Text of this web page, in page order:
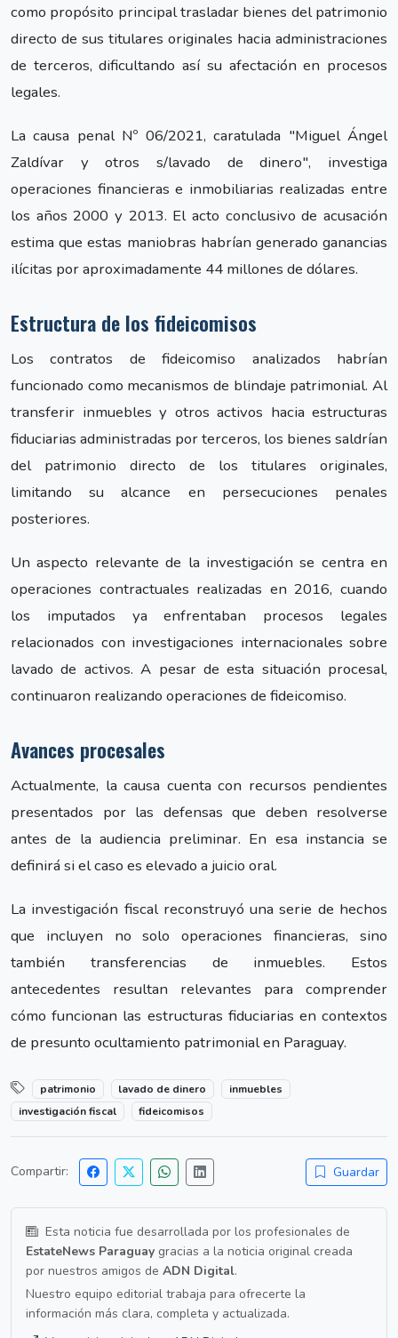
como propósito principal trasladar bienes del patrimonio
directo de sus titulares originales hacia administraciones
de terceros, dificultando así su afectación en procesos
legales.
La causa penal Nº 06/2021, caratulada "Miguel Ángel
Zaldívar y otros s/lavado de dinero", investiga
operaciones financieras e inmobiliarias realizadas entre
los años 2000 y 2013. El acto conclusivo de acusación
estima que estas maniobras habrían generado ganancias
ilícitas por aproximadamente 44 millones de dólares.
Estructura de los fideicomisos
Los contratos de fideicomiso analizados habrían
funcionado como mecanismos de blindaje patrimonial. Al
transferir inmuebles y otros activos hacia estructuras
fiduciarias administradas por terceros, los bienes saldrían
del patrimonio directo de los titulares originales,
limitando su alcance en persecuciones penales
posteriores.
Un aspecto relevante de la investigación se centra en
operaciones contractuales realizadas en 2016, cuando
los imputados ya enfrentaban procesos legales
relacionados con investigaciones internacionales sobre
lavado de activos. A pesar de esta situación procesal,
continuaron realizando operaciones de fideicomiso.
Avances procesales
Actualmente, la causa cuenta con recursos pendientes
presentados por las defensas que deben resolverse
antes de la audiencia preliminar. En esa instancia se
definirá si el caso es elevado a juicio oral.
La investigación fiscal reconstruyó una serie de hechos
que incluyen no solo operaciones financieras, sino
también transferencias de inmuebles. Estos
antecedentes resultan relevantes para comprender
cómo funcionan las estructuras fiduciarias en contextos
de presunto ocultamiento patrimonial en Paraguay.
patrimonio lavado de dinero
inmuebles
investigación fiscal
fideicomisos
Compartir: Guardar
Esta noticia fue desarrollada por los profesionales de
EstateNews Paraguay gracias a la noticia original creada
por nuestros amigos de ADN Digital.
Nuestro equipo editorial trabaja para ofrecerte la
información más clara, completa y actualizada.